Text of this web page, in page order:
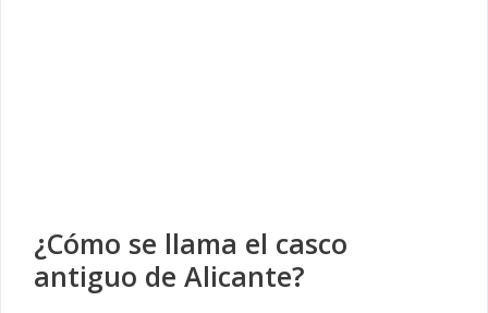
¿Cómo se llama el casco
antiguo de Alicante?